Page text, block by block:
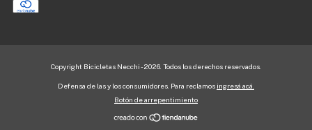
Copyright Bicicletas Necchi - 2026. Todos los derechos reservados.
Defensa de las y los consumidores. Para reclamos ingresá acá.
Botón de arrepentimiento